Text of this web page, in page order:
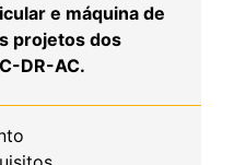
e máquina de
projetos dos
DR-AC.